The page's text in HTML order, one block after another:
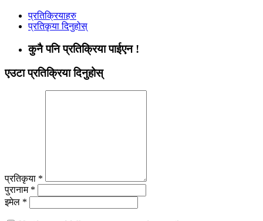
प्रतिक्रियाहरु
प्रतिकृया दिनुहोस्
कुनै पनि प्रतिक्रिया पाईएन !
एउटा प्रतिक्रिया दिनुहोस्
प्रतिकृया *
पुरानाम *
इमेल *